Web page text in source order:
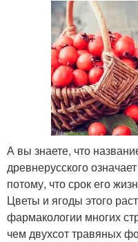
А вы знаете, что
древнерусского
потому, что срок его
Цветы и ягоды этого
фармакологии многих
чем двухсот травяных